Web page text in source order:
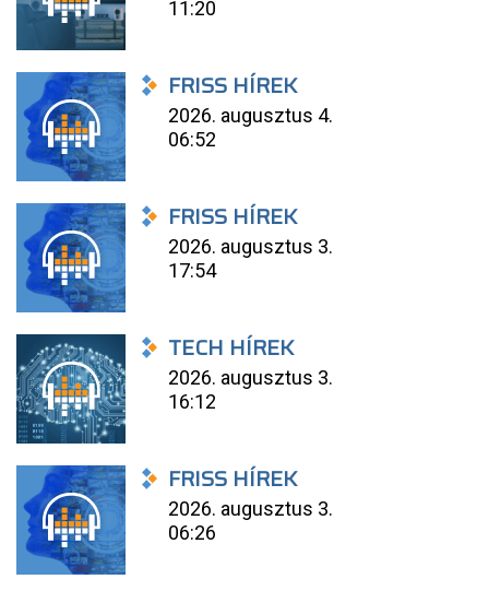
11:20
FRISS HÍREK
2026. augusztus 4.
06:52
FRISS HÍREK
2026. augusztus 3.
17:54
TECH HÍREK
2026. augusztus 3.
16:12
FRISS HÍREK
2026. augusztus 3.
06:26